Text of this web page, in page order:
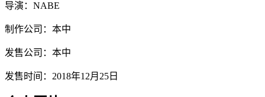
导演：NABE
制作公司：本中
发售公司：本中
发售时间：2018年12月25日